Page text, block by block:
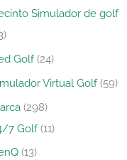
Simulador de golf
Golf 24
Virtual Golf 59
298
7 Golf 11
13